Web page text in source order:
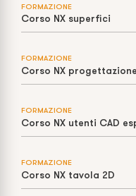
FORMAZIONE
Corso NX superfici
FORMAZIONE
Corso NX
FORMAZIONE
Corso NX utenti CAD
FORMAZIONE
Corso NX tavola 2D